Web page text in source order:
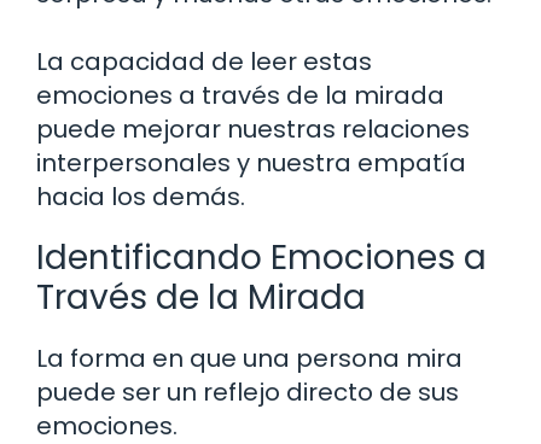
La capacidad de leer estas
emociones a través de la mirada
puede mejorar nuestras relaciones
interpersonales y nuestra empatía
hacia los demás.
Identificando Emociones a
Través de la Mirada
La forma en que una persona mira
puede ser un reflejo directo de sus
emociones.